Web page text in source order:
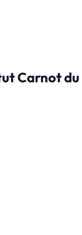
Carnot